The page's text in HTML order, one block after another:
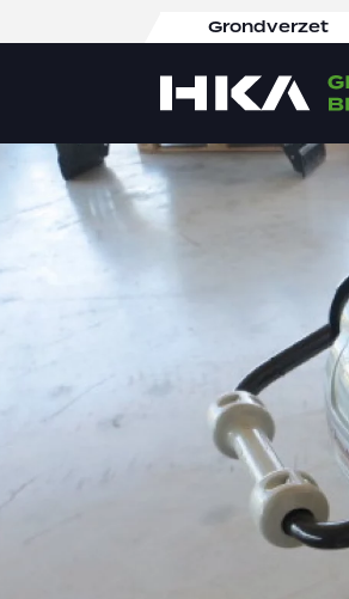
Grondverzet